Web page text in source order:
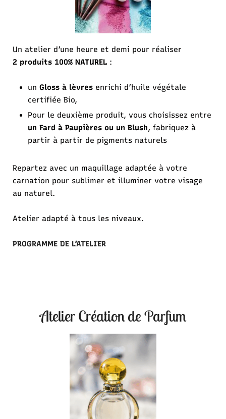
Un atelier d’une heure et demi pour réaliser
2 produits 100% NATUREL :
un Gloss à lèvres enrichi d’huile végétale
certifiée Bio,
Pour le deuxième produit, vous choisissez entre
un Fard à Paupières ou un Blush, fabriquez à
partir à partir de pigments naturels
Repartez avec un maquillage adaptée à votre
carnation pour sublimer et illuminer votre visage
au naturel.
Atelier adapté à tous les niveaux.
PROGRAMME DE L’ATELIER
Atelier Création de Parfum